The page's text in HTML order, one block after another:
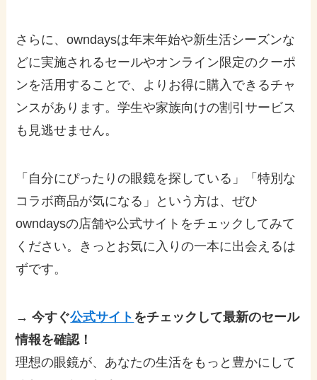
さらに、owndaysは年末年始や新生活シーズンな
どに実施されるセールやオンライン限定のクーポ
ンを活用することで、よりお得に購入できるチャ
ンスがあります。学生や家族向けの割引サービス
も見逃せません。
「自分にぴったりの眼鏡を探している」「特別な
コラボ商品が気になる」という方は、ぜひ
owndaysの店舗や公式サイトをチェックしてみて
ください。きっとお気に入りの一本に出会えるは
ずです。
→ 今すぐ公式サイト をチェックして最新のセール
情報を確認！
理想の眼鏡が、あなたの生活をもっと豊かにして